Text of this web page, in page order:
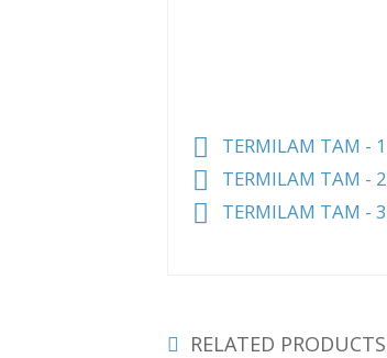
TERMILAM TAM - 1
TERMILAM TAM - 2
TERMILAM TAM - 3
RELATED PRODUCTS